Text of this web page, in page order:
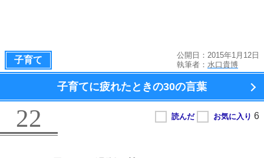
子育て
公開日：2015年1月12日
執筆者： 水口貴博
子育てに疲れたときの30の言葉
22